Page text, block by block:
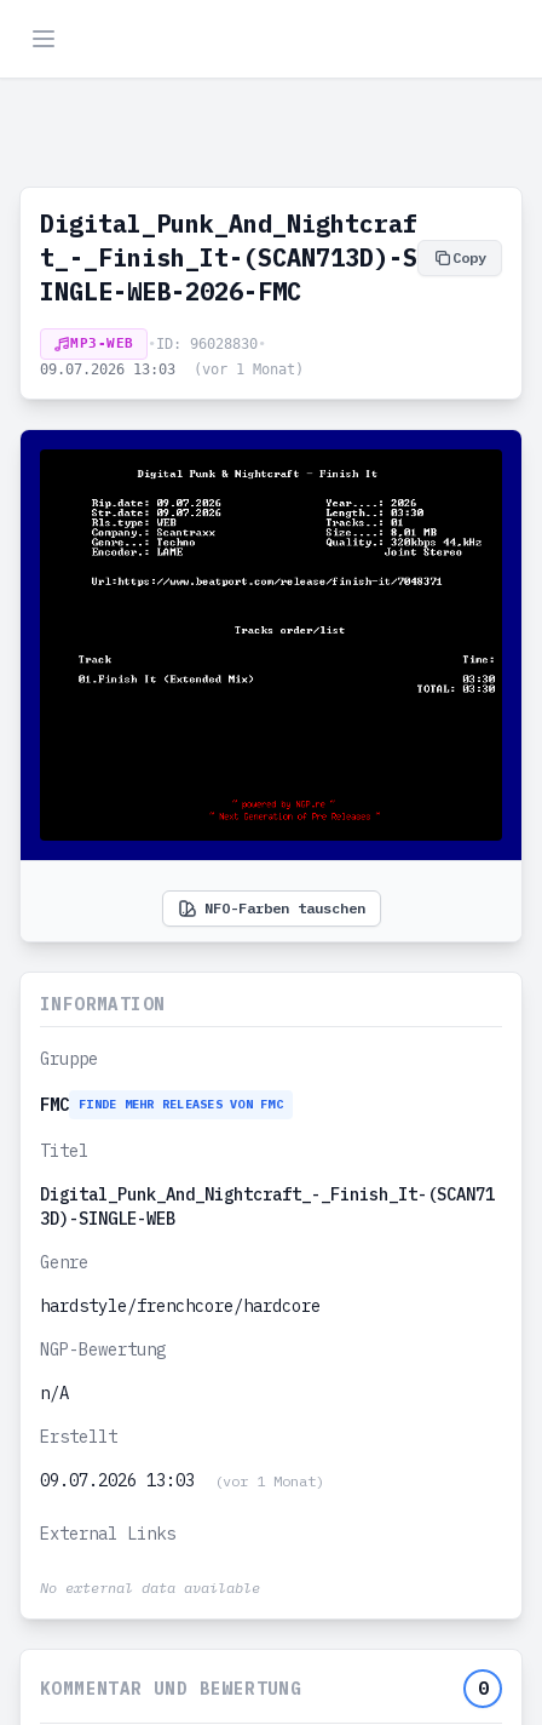
Digital_Punk_And_Nightcraf
t_-_Finish_It-(SCAN713D)-S
INGLE-WEB-2026-FMC
Copy
MP3-WEB • ID: 96028830•
09.07.2026 13:03
(vor 1 Monat)
NFO-Farben tauschen
INFORMATION
Gruppe
FMC FINDE MEHR RELEASES VON FMC
Titel
Digital_Punk_And_Nightcraft_-_Finish_It-(SCAN71
3D)-SINGLE-WEB
Genre
hardstyle/frenchcore/hardcore
NGP-Bewertung
n/A
Erstellt
09.07.2026 13:03
(vor 1 Monat)
External Links
No external data available
KOMMENTAR UND BEWERTUNG 0